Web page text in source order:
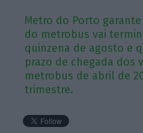
Metro do Porto
do metrobus vai
quinzena de agosto e
prazo de chegada dos
metrobus de abril de
trimestre.